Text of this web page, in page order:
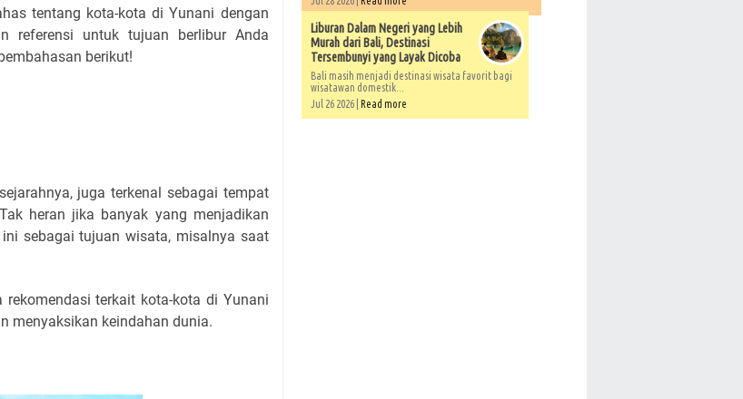
tentang kota-kota di Yunani dengan
referensi untuk tujuan berlibur Anda
berikut!
juga terkenal sebagai tempat
heran jika banyak yang menjadikan
sebagai tujuan wisata, misalnya saat
terkait kota-kota di Yunani
menyaksikan keindahan dunia.
Liburan Dalam Negeri yang Lebih
Murah dari Bali, Destinasi
Tersembunyi yang Layak Dicoba
Bali masih menjadi destinasi wisata favorit bagi
wisatawan domestik...
Jul 26 2026 | Read more